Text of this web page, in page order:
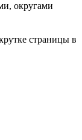
округами
страницы в